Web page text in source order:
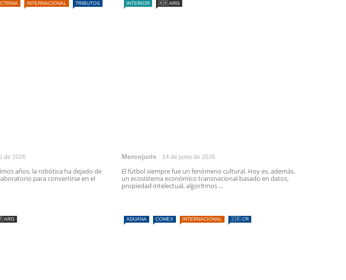
INTERNACIONAL
TRIBUTOS
de 2026
años, la robótica ha dejado de
para convertirse en el
INTERIOR 🇦🇷 ARG
Mercojuris 14 de junio de 2026
El fútbol siempre fue un fenómeno cultural. Hoy es, además,
un ecosistema económico transnacional basado en datos,
propiedad intelectual, algoritmos ...
ARG ADUANA COMEX INTERNACIONAL 🇨🇷 CR